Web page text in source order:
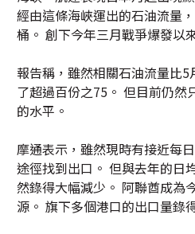
經由這條海峽運出的石油流量
桶。 創下今年三月戰爭爆發以
報告稱，雖然相關石油流量比
了超過百份之75。 但目前仍然
的水平。
摩通表示，雖然現時有接近每
途徑找到出口。 但與去年的日
然錄得大幅減少。 阿聯酋成為
源。 旗下多個港口的出口量錄